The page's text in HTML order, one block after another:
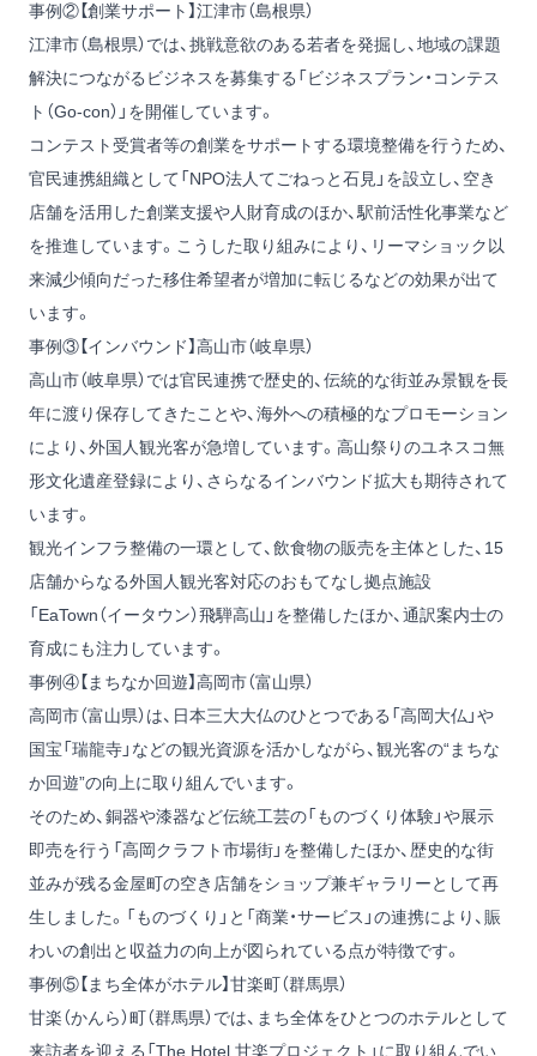
事例②【創業サポート】江津市（島根県）
江津市（島根県）では、挑戦意欲のある若者を発掘し、地域の課題
解決につながるビジネスを募集する「ビジネスプラン・コンテス
ト（Go-con）」を開催しています。
コンテスト受賞者等の創業をサポートする環境整備を行うため、
官民連携組織として「NPO法人てごねっと石見」を設立し、空き
店舗を活用した創業支援や人財育成のほか、駅前活性化事業など
を推進しています。こうした取り組みにより、リーマショック以
来減少傾向だった移住希望者が増加に転じるなどの効果が出て
います。
事例③【インバウンド】高山市（岐阜県）
高山市（岐阜県）では官民連携で歴史的、伝統的な街並み景観を長
年に渡り保存してきたことや、海外への積極的なプロモーション
により、外国人観光客が急増しています。高山祭りのユネスコ無
形文化遺産登録により、さらなるインバウンド拡大も期待されて
います。
観光インフラ整備の一環として、飲食物の販売を主体とした、15
店舗からなる外国人観光客対応のおもてなし拠点施設
「EaTown（イータウン）飛騨高山」を整備したほか、通訳案内士の
育成にも注力しています。
事例④【まちなか回遊】高岡市（富山県）
高岡市（富山県）は、日本三大大仏のひとつである「高岡大仏」や
国宝「瑞龍寺」などの観光資源を活かしながら、観光客の“まちな
か回遊”の向上に取り組んでいます。
そのため、銅器や漆器など伝統工芸の「ものづくり体験」や展示
即売を行う「高岡クラフト市場街」を整備したほか、歴史的な街
並みが残る金屋町の空き店舗をショップ兼ギャラリーとして再
生しました。「ものづくり」と「商業・サービス」の連携により、賑
わいの創出と収益力の向上が図られている点が特徴です。
事例⑤【まち全体がホテル】甘楽町（群馬県）
甘楽（かんら）町（群馬県）では、まち全体をひとつのホテルとして
来訪者を迎える「The Hotel 甘楽プロジェクト」に取り組んでい